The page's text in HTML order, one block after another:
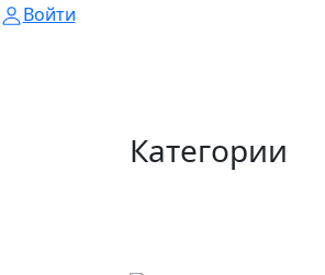
Войти
Категории